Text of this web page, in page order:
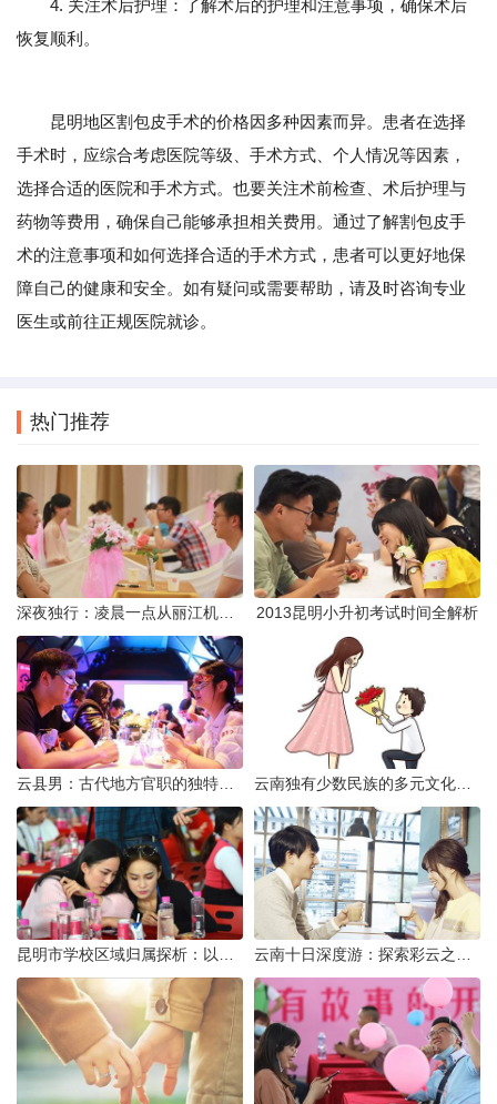
4. 关注术后护理：了解术后的护理和注意事项，确保术后
恢复顺利。
昆明地区割包皮手术的价格因多种因素而异。患者在选择
手术时，应综合考虑医院等级、手术方式、个人情况等因素，
选择合适的医院和手术方式。也要关注术前检查、术后护理与
药物等费用，确保自己能够承担相关费用。通过了解割包皮手
术的注意事项和如何选择合适的手术方式，患者可以更好地保
障自己的健康和安全。如有疑问或需要帮助，请及时咨询专业
医生或前往正规医院就诊。
热门推荐
2013昆明小升初考试时间全解析